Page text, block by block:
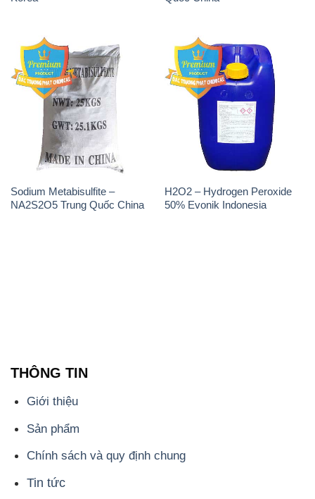
Sodium Metabisulfite –
NA2S2O5 Trung Quốc China
H2O2 – Hydrogen Peroxide
50% Evonik Indonesia
THÔNG TIN
Giới thiệu
Sản phẩm
Chính sách và quy định chung
Tin tức